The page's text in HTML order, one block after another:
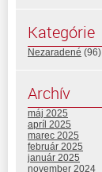
Kategórie
Nezaradené (96)
Archív
máj 2025
apríl 2025
marec 2025
február 2025
január 2025
november 2024